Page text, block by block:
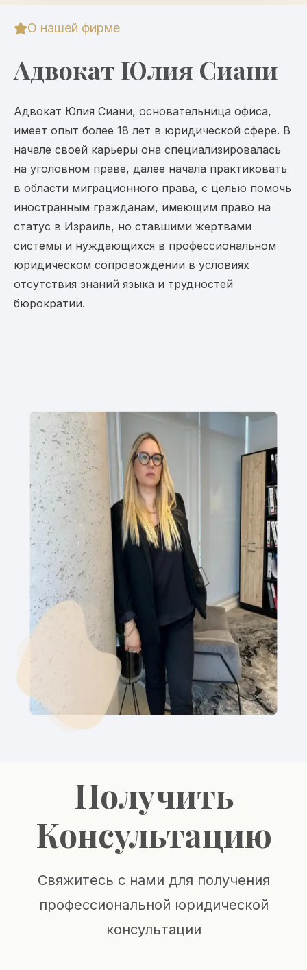
О нашей фирме
Адвокат Юлия Сиани
Адвокат Юлия Сиани, основательница офиса,
имеет опыт более 18 лет в юридической сфере. В
начале своей карьеры она специализировалась
на уголовном праве, далее начала практиковать
в области миграционного права, с целью помочь
иностранным гражданам, имеющим право на
статус в Израиль, но ставшими жертвами
системы и нуждающихся в профессиональном
юридическом сопровождении в условиях
отсутствия знаний языка и трудностей
бюрократии.
Получить
Консультацию
Свяжитесь с нами для получения
профессиональной юридической
консультации